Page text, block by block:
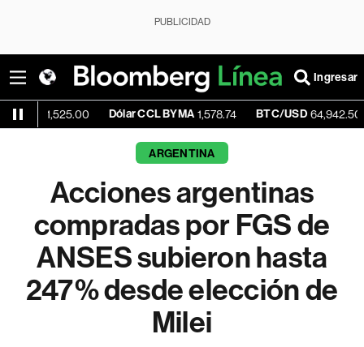
PUBLICIDAD
Ingresar
Dólar CCL BYMA 1,578.74 BTC/USD 64,942.50 -0.14%
ARGENTINA
Acciones argentinas
compradas por FGS de
ANSES subieron hasta
247% desde elección de
Milei